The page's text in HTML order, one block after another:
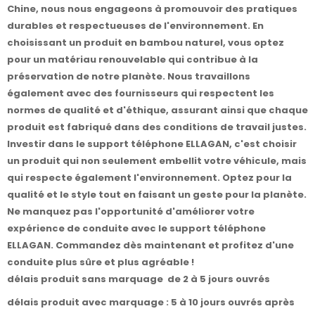
Chine, nous nous engageons à promouvoir des pratiques
durables et respectueuses de l'environnement. En
choisissant un produit en bambou naturel, vous optez
pour un matériau renouvelable qui contribue à la
préservation de notre planète. Nous travaillons
également avec des fournisseurs qui respectent les
normes de qualité et d'éthique, assurant ainsi que chaque
produit est fabriqué dans des conditions de travail justes.
Investir dans le support téléphone ELLAGAN, c'est choisir
un produit qui non seulement embellit votre véhicule, mais
qui respecte également l'environnement. Optez pour la
qualité et le style tout en faisant un geste pour la planète.
Ne manquez pas l'opportunité d'améliorer votre
expérience de conduite avec le support téléphone
ELLAGAN. Commandez dès maintenant et profitez d'une
conduite plus sûre et plus agréable !
délais produit sans marquage de 2 à 5 jours ouvrés
délais produit avec marquage : 5 à 10 jours ouvrés après